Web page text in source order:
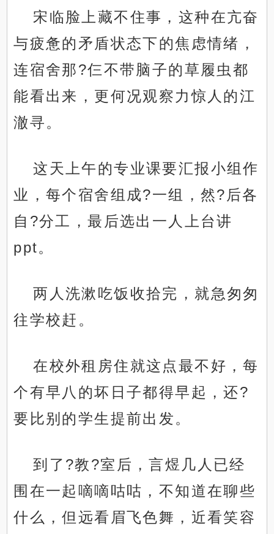
宋临脸上藏不住事，这种在亢奋
与疲惫的矛盾状态下的焦虑情绪，
连宿舍那?仨不带脑子的草履虫都
能看出来，更何况观察力惊人的江
澈寻。
这天上午的专业课要汇报小组作
业，每个宿舍组成?一组，然?后各
自?分工，最后选出一人上台讲
ppt。
两人洗漱吃饭收拾完，就急匆匆
往学校赶。
在校外租房住就这点最不好，每
个有早八的坏日子都得早起，还?
要比别的学生提前出发。
到了?教?室后，言煜几人已经
围在一起嘀嘀咕咕，不知道在聊些
什么，但远看眉飞色舞，近看笑容